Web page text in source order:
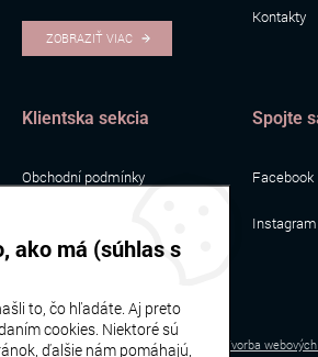
ZOBRAZIŤ VIAC
Kontakty
Klientska sekcia
Obchodní podmínky
Spojte
Facebook
Instagram
Bruno Vassari | © 2026
Webové stránkyvytvořilo Poski.com Tvorba
ako má (súhlas s
to, čo hľadáte. Aj preto
cookies. Niektoré sú
ďalšie nám pomáhajú,